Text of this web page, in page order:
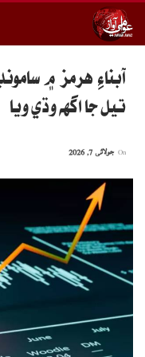
آبناءِ هرمز ۾
تيل جا اگهه وڌي ويا
جولائی 7, 2026